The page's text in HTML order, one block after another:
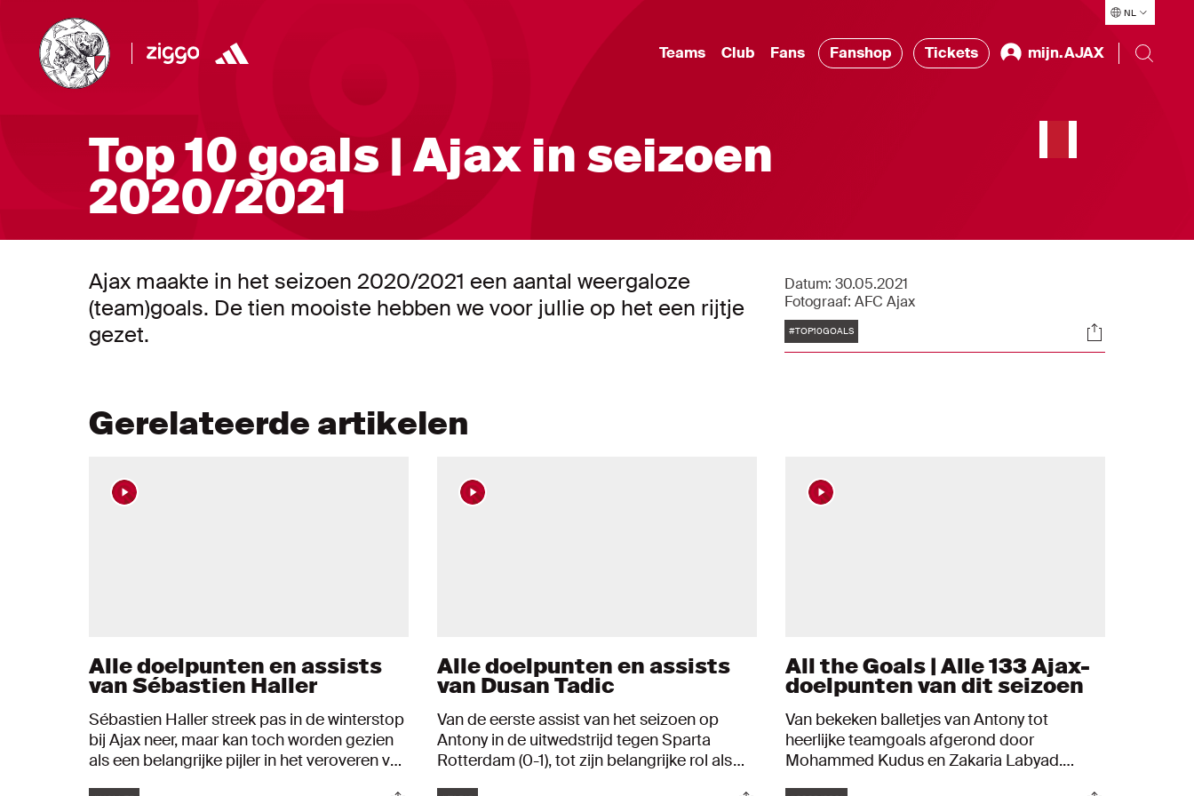
NL
Teams Club Fans Fanshop Tickets mijn.AJAX
Top 10 goals | Ajax in seizoen
2020/2021
Ajax maakte in het seizoen 2020/2021 een aantal weergaloze
(team)goals. De tien mooiste hebben we voor jullie op het een rijtje
gezet.
Datum: 30.05.2021
Fotograaf: AFC Ajax
Tags
#TOP10GOALS Socials
Gerelateerde artikelen
Alle doelpunten en assists
van Sébastien Haller
Sébastien Haller streek pas in de winterstop
bij Ajax neer, maar kan toch worden gezien
als een belangrijke pijler in het veroveren van
Alle doelpunten en assists
van Dusan Tadic
Van de eerste assist van het seizoen op
Antony in de uitwedstrijd tegen Sparta
Rotterdam (0-1), tot zijn belangrijke rol als
All the Goals | Alle 133 Ajax-
doelpunten van dit seizoen
Van bekeken balletjes van Antony tot
heerlijke teamgoals afgerond door
Mohammed Kudus en Zakaria Labyad.